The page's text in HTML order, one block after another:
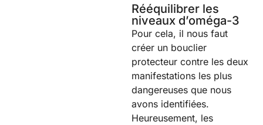
Rééquilibrer les
niveaux d’oméga-3
Pour cela, il nous faut
créer un bouclier
protecteur contre les deux
manifestations les plus
dangereuses que nous
avons identifiées.
Heureusement, les